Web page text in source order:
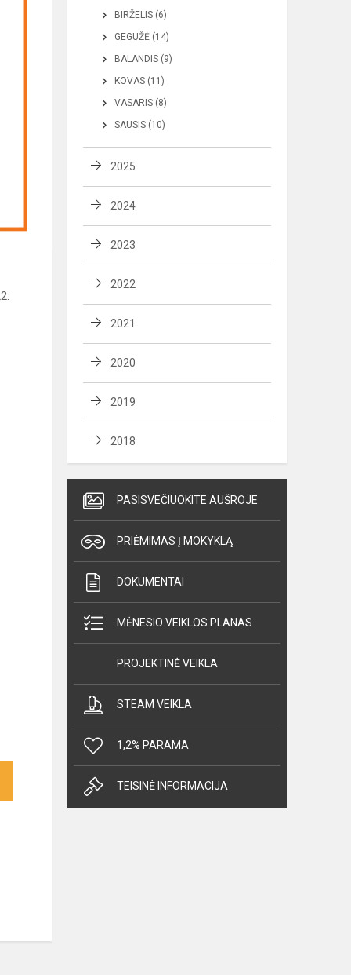
BIRŽELIS (6)
GEGUŽĖ (14)
BALANDIS (9)
KOVAS (11)
VASARIS (8)
SAUSIS (10)
2025
2024
2023
2022
2021
2020
2019
2018
PASISVEČIUOKITE AUŠROJE
PRIĖMIMAS Į MOKYKLĄ
DOKUMENTAI
MĖNESIO VEIKLOS PLANAS
PROJEKTINĖ VEIKLA
STEAM VEIKLA
1,2% PARAMA
TEISINĖ INFORMACIJA